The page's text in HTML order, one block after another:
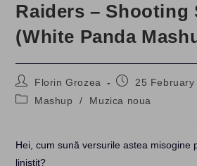
Raiders – Shooting
(White Panda
Post
author:
Florin Grozea
Post25 February
PostMashup / Muzica noua
Hei, cum sună versurile astea misogine
liniștit?